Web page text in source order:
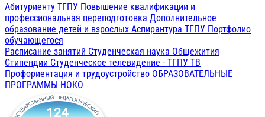
Абитуриенту ТГПУ Повышение квалификации и
профессиональная переподготовка Дополнительное
образование детей и взрослых Аспирантура ТГПУ Портфолио
обучающегося
Расписание занятий Студенческая наука Общежития
Стипендии Студенческое телевидение - ТГПУ ТВ
Профориентация и трудоустройство ОБРАЗОВАТЕЛЬНЫЕ
ПРОГРАММЫ НОКО